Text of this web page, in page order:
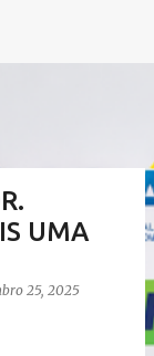
UMA
25, 2025